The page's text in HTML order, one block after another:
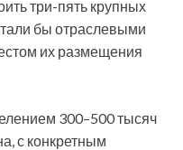
три-пять крупных
бы отраслевыми
их размещения
300–500 тысяч
с конкретным